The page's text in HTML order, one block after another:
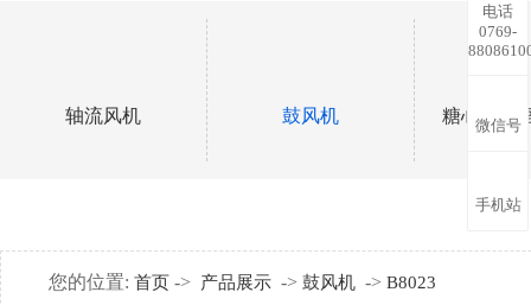
轴流风机 鼓风机 糖心视频
您的位置: 首页 -> 产品展示 -> 鼓风机 -> B8023
电话
0769-
微信号
手机站